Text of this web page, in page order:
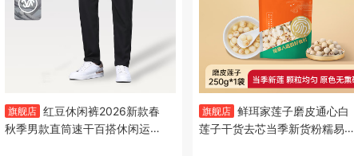
旗舰店 红豆休闲裤2026新款春
秋季男款直筒速干百搭休闲运动
旗舰店 鲜珥家莲子磨皮通心白
莲子干货去芯当季新货粉糯易煮